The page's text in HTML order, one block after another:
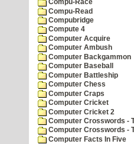
Compu-Race
Compu-Read
Compubridge
Compute 4
Computer Acquire
Computer Ambush
Computer Backgammon
Computer Baseball
Computer Battleship
Computer Chess
Computer Craps
Computer Cricket
Computer Cricket 2
Computer Crosswords -
Computer Crosswords -
Computer Facts In Five